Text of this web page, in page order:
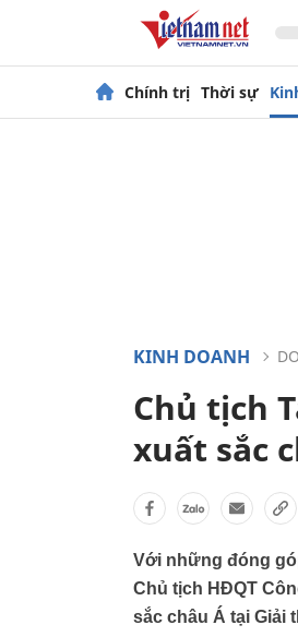
Chính trị Thời sự
KINH DOANH
Chủ tịch
xuất sắc
Với những đóng
Chủ tịch HĐQT
sắc châu Á tại Giải